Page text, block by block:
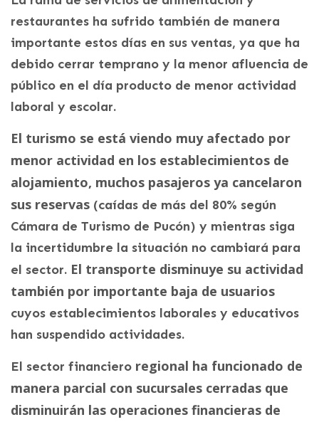
restaurantes ha sufrido también de manera
importante estos días en sus ventas, ya que ha
debido cerrar temprano y la menor afluencia de
público en el día producto de menor actividad
laboral y escolar.
El turismo se está viendo muy afectado por
menor actividad en los establecimientos de
alojamiento, muchos pasajeros ya cancelaron
sus reservas (caídas de más del 80% según
Cámara de Turismo de Pucón) y mientras siga
la incertidumbre la situación no cambiará para
el sector. El transporte disminuye su actividad
también por importante baja de usuarios
cuyos establecimientos laborales y educativos
han suspendido actividades.
El sector financiero regional ha funcionado de
manera parcial con sucursales cerradas que
disminuirán las operaciones financieras de